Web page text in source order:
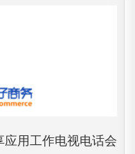
用工作电视电话会